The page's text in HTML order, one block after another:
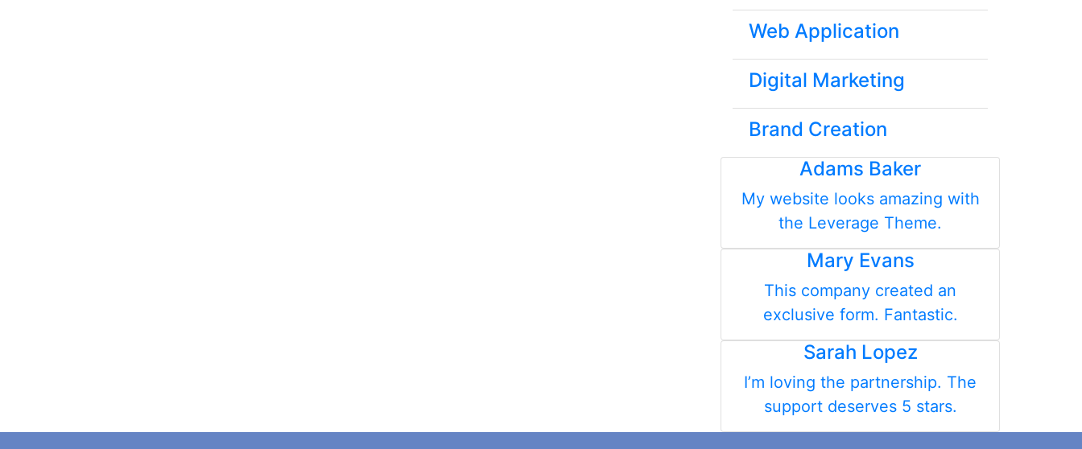
Web Application
Digital Marketing
Brand Creation
Adams Baker
My website looks amazing with
the Leverage Theme.
Mary Evans
This company created an
exclusive form. Fantastic.
Sarah Lopez
I’m loving the partnership. The
support deserves 5 stars.